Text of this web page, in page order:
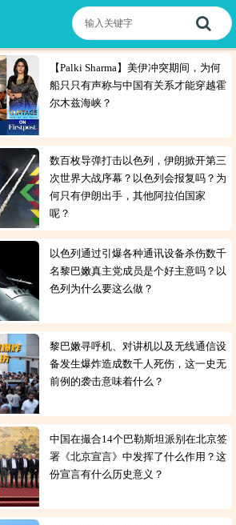
【Palki Sharma】美伊冲突期间，为何
船只只有声称与中国有关系才能穿越霍
尔木兹海峡？
数百枚导弹打击以色列，伊朗掀开第三
次世界大战序幕？以色列会报复吗？为
何只有伊朗出手，其他阿拉伯国家
呢？
以色列通过引爆各种通讯设备杀伤数千
名黎巴嫩真主党成员是个好主意吗？以
色列为什么要这么做？
黎巴嫩寻呼机、对讲机以及无线通信设
备发生爆炸造成数千人死伤，这一史无
前例的袭击意味着什么？
中国在撮合14个巴勒斯坦派别在北京签
署《北京宣言》中发挥了什么作用？这
份宣言有什么历史意义？